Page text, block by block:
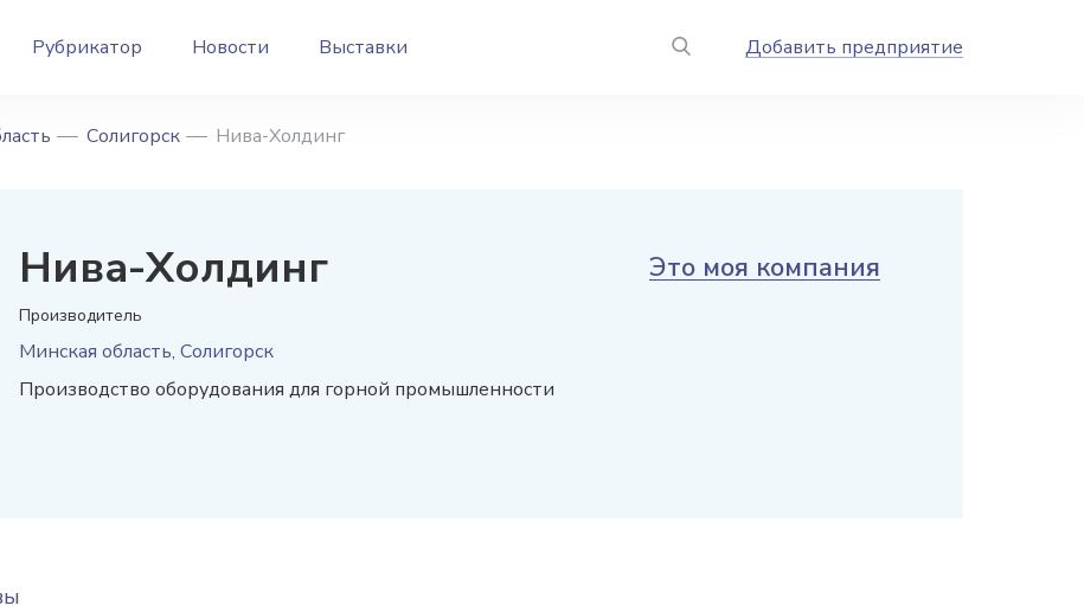
Рубрикатор Новости Выставки Добавить предприятие
Солигорск Нива-Холдинг
Нива-Холдинг
Производитель
Минская область, Солигорск
Производство оборудования для горной промышленности
Это моя компания